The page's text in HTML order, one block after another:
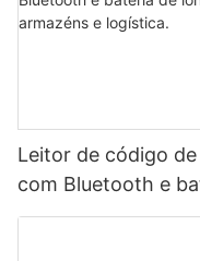
Leitor de código
com Bluetooth e
2800 mAh para